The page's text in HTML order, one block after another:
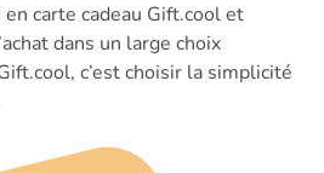
carte cadeau Gift.cool et
dans un large choix
c’est choisir la simplicité